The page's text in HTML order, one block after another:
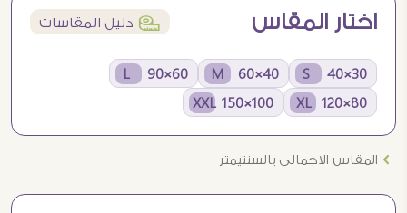
اختار المقاس í دليل المقاسات
30×40 S
40×60 M
60×90 L
80×120 XL
100×150 XXL
Ö المقاس الاجمالى بالسنتيمتر